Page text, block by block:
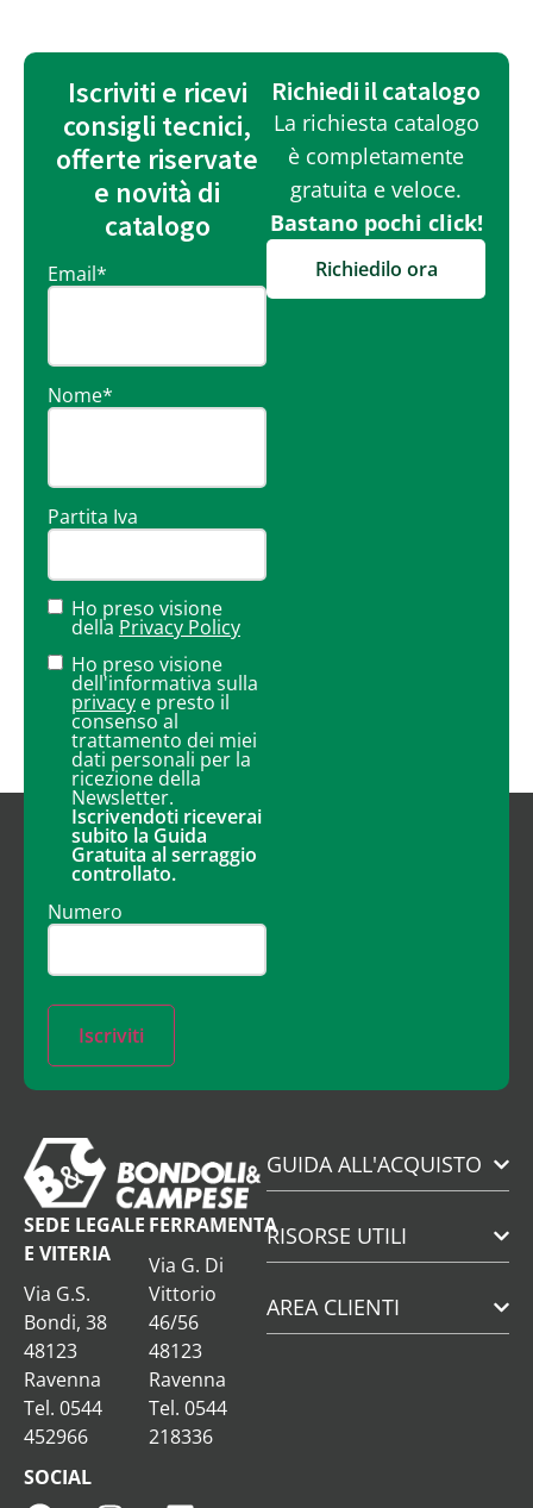
Iscriviti e ricevi
consigli tecnici,
offerte riservate
e novità di
catalogo
Email*
Nome*
Partita Iva
Ho preso visione
della Privacy Policy
Ho preso visione
dell'informativa sulla
privacy e presto il
consenso al
trattamento dei miei
dati personali per la
ricezione della
Newsletter.
Iscrivendoti riceverai
subito la Guida
Gratuita al serraggio
controllato.
Numero
Iscriviti
Richiedi il catalogo
La richiesta catalogo
è completamente
gratuita e veloce.
Bastano pochi click!
Richiedilo ora
SEDE LEGALE
E VITERIA
Via G.S.
Bondi, 38
48123
Ravenna
Tel. 0544
452966
FERRAMENTA
Via G. Di
Vittorio
46/56
48123
Ravenna
Tel. 0544
218336
SOCIAL
GUIDA ALL'ACQUISTO
RISORSE UTILI
AREA CLIENTI